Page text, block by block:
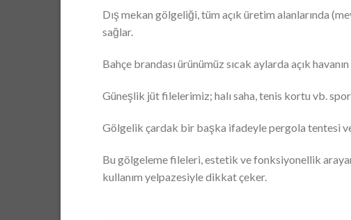
Dış mekan gölgeliği, tüm açık üretim alanlarında
sağlar.
Bahçe brandası ürünümüz sıcak aylarda açık
Güneşlik jüt filelerimiz; halı saha, tenis kortu vb.
Gölgelik çardak bir başka ifadeyle pergola tentesi
Bu gölgeleme fileleri, estetik ve fonksiyonellik
kullanım yelpazesiyle dikkat çeker.